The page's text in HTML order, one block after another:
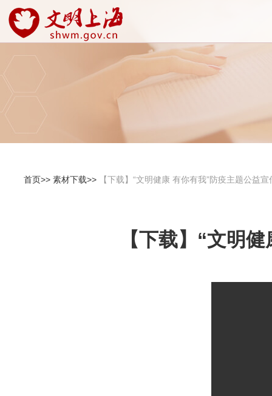
首页>> 素材下载>> 【下载】“文明健康 有你有我”防疫主题公益
【下载】“文明